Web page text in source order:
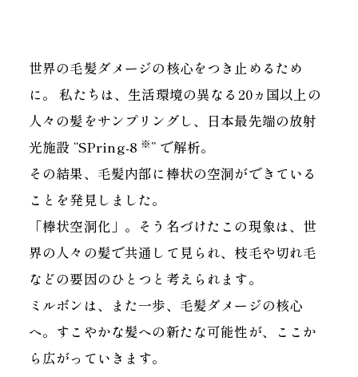
世界の毛髪ダメージの核心をつき止めるため
に。 私たちは、生活環境の異なる20ヵ国以上の
人々の髪をサンプリングし、日本最先端の放射
光施設 “SPring-8 ※” で解析。
その結果、毛髪内部に棒状の空洞ができている
ことを発見しました。
「棒状空洞化」。そう名づけたこの現象は、世
界の人々の髪で共通して見られ、枝毛や切れ毛
などの要因のひとつと考えられます。
ミルボンは、また一歩、毛髪ダメージの核心
へ。すこやかな髪への新たな可能性が、ここか
ら広がっていきます。